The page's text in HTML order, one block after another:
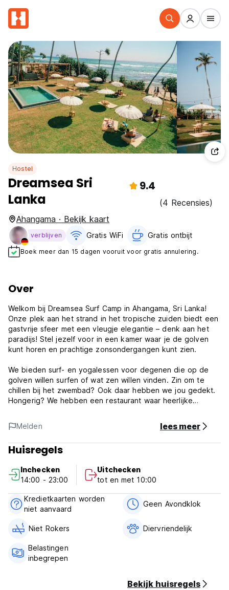
Hostel
Dreamsea Sri
Lanka
9.4
(4 Recensies)
Ahangama · Bekijk kaart
verblijven Gratis WiFi Gratis ontbijt‎
Boek meer dan 15 dagen vooruit voor gratis annulering.
Over
Welkom bij Dreamsea Surf Camp in Ahangama, Sri Lanka!
Onze plek aan het strand in het tropische zuiden biedt een
gastvrije sfeer met een vleugje elegantie – denk aan het
paradijs! Stel jezelf voor in een kamer waar je de golven
kunt horen en prachtige zonsondergangen kunt zien.
We bieden surf- en yogalessen voor degenen die op de
golven willen surfen of wat zen willen vinden. Zin om te
chillen bij het zwembad? Ook daar hebben we jou gedekt.
Hongerig? We hebben een restaurant waar heerlijke
geserveerd.
Bij Dreamsea draait alles om dat relaxte gevoel en nodigt
het je uit op een plek die een stukje paradijs op aarde is.
***Eigendomsbeleid***
Annuleringsvoorwaarden: 14 dagen voor aankomst. Bij een
late annulering of no-show wordt de eerste nacht van uw
verblijf in rekening gebracht.
Inchecken van 14:00 tot 23:00 uur.
Uitchecken tussen 06:00 en 12:00 uur.
Betaling bij aankomst contant, met creditcard.
Btw inbegrepen.
Inclusief ontbijt.
Geen avondklok. (Auto-translated from original language)
Melden lees meer
Huisregels
Inchecken
14:00 - 23:00
Uitchecken
tot en met 10:00
Kredietkaarten worden
niet aanvaard
Geen Avondklok
Niet Rokers Diervriendelijk
Belastingen
inbegrepen
Bekijk huisregels